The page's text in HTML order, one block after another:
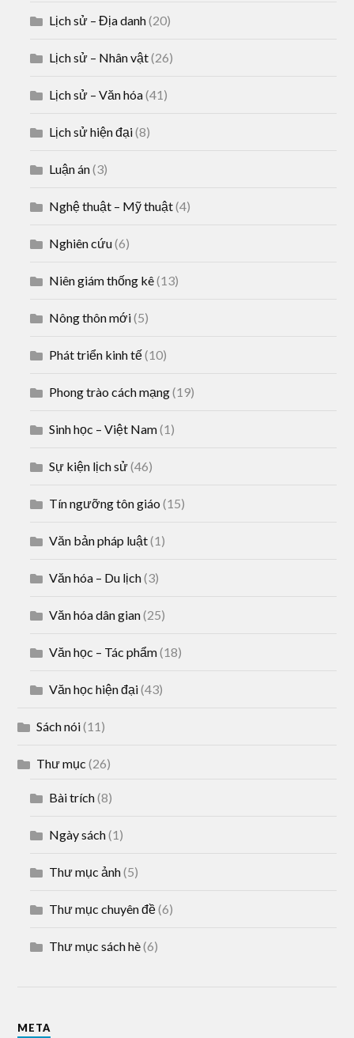
Lịch sử – Địa danh(20)
Lịch sử – Nhân vật(26)
Lịch sử – Văn hóa(41)
Lịch sử hiện đại(8)
Luận án(3)
Nghệ thuật – Mỹ thuật(4)
Nghiên cứu(6)
Niên giám thống kê(13)
Nông thôn mới(5)
Phát triển kinh tế(10)
Phong trào cách mạng(19)
Sinh học – Việt Nam(1)
Sự kiện lịch sử(46)
Tín ngưỡng tôn giáo (15)
Văn bản pháp luật(1)
Văn hóa – Du lịch(3)
Văn hóa dân gian(25)
Văn học – Tác phẩm(18)
Văn học hiện đại(43)
Sách nói(11)
Thư mục (26)
Bài trích(8)
Ngày sách(1)
Thư mục ảnh(5)
Thư mục chuyên đề(6)
Thư mục sách hè(6)
META